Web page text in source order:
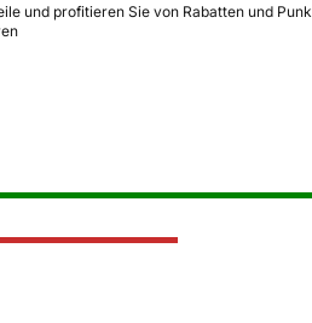
und profitieren Sie von Rabatten und